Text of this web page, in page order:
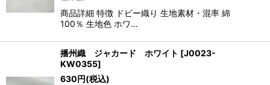
商品詳細 特徴 ドビー織り 生地素材・混率 綿
100％ 生地色 ホワ…
播州織 ジャカード ホワイト [J0023-
KW0355]
630円(税込)